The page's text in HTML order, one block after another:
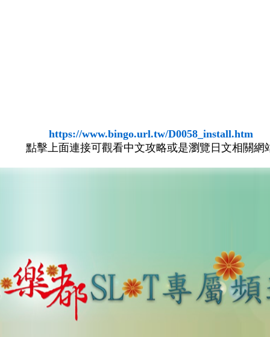
https://www.bingo.url.tw/D0058_install.htm
點擊上面連接可觀看中文攻略或是瀏覽日文相關網